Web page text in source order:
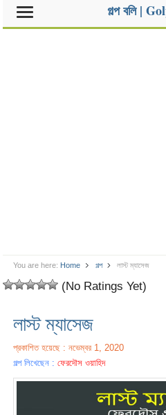
গল্প বলি |
You are here: Home গল্প লাস্ট ম্যাসেজ
(No Ratings Yet)
লাস্ট ম্যাসেজ
প্রকাশিত হয়েছে : নভেম্বর 1, 2020
গল্প লিখেছেন :ফেরদৌস ওয়াহিদ